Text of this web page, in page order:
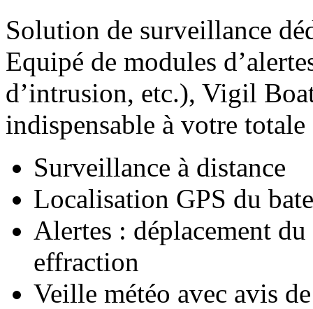
Solution de surveillance
Equipé de modules
d’intrusion, etc.), Vigil
indispensable à votre totale
Surveillance à distance
Localisation GPS du
Alertes : déplacement
effraction
Veille météo avec avis